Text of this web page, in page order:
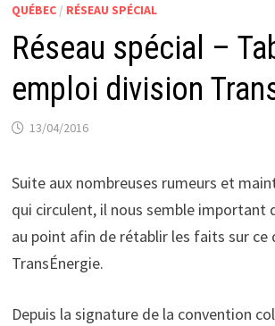
QUÉBEC/ RÉSEAU SPÉCIAL
Réseau spécial –
emploi division
13/04/2016
Suite aux nombreuses rumeurs et
qui circulent, il nous semble important
au point afin de rétablir les faits sur ce
TransÉnergie.
Depuis la signature de la convention